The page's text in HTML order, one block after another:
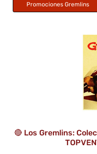
Promociones Gremlins
🔴 Los Gremlins: